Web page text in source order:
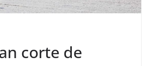
corte de